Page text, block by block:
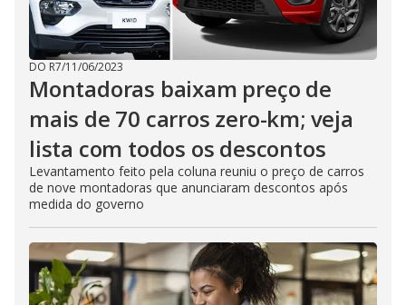
DO R7/11/06/2023
Montadoras baixam preço de
mais de 70 carros zero-km; veja
lista com todos os descontos
Levantamento feito pela coluna reuniu o preço de carros
de nove montadoras que anunciaram descontos após
medida do governo